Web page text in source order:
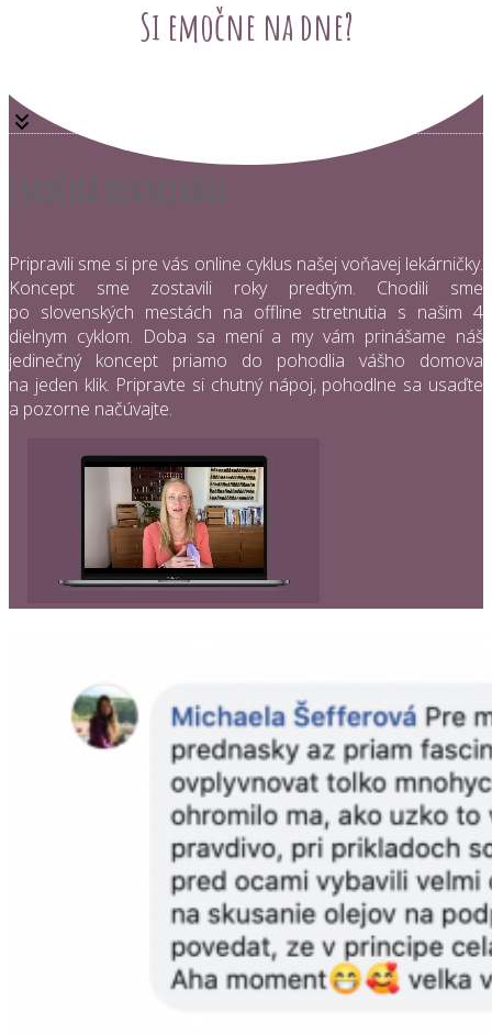
Si emočne na dne?
Emočná rovnováha
Pripravili sme si pre vás online cyklus našej voňavej lekárničky.
Koncept sme zostavili roky predtým. Chodili sme
po slovenských mestách na offline stretnutia s našim 4
dielnym cyklom. Doba sa mení a my vám prinášame náš
jedinečný koncept priamo do pohodlia vášho domova
na jeden klik. Pripravte si chutný nápoj, pohodlne sa usaďte
a pozorne načúvajte.